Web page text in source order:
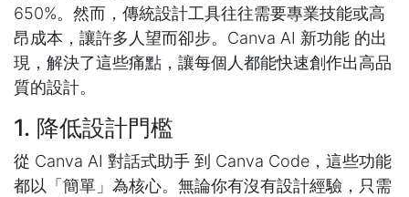
650%。然而，傳統設計工具往往需要專業技能或高
昂成本，讓許多人望而卻步。Canva AI 新功能 的出
現，解決了這些痛點，讓每個人都能快速創作出高品
質的設計。
1. 降低設計門檻
從 Canva AI 對話式助手 到 Canva Code，這些功能
都以「簡單」為核心。無論你有沒有設計經驗，只需